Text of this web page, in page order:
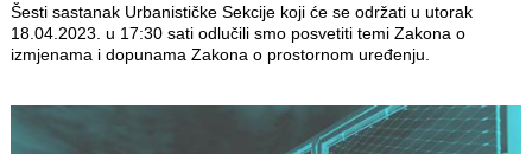
Šesti sastanak Urbanističke Sekcije koji će se održati u utorak
18.04.2023. u 17:30 sati odlučili smo posvetiti temi Zakona o
izmjenama i dopunama Zakona o prostornom uređenju.